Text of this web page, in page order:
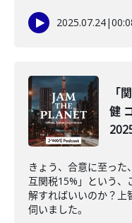
2025.07.24|
「
健
きょう、合意に至った
互関税15%」という、
解すればいいのか？上
伺いました。